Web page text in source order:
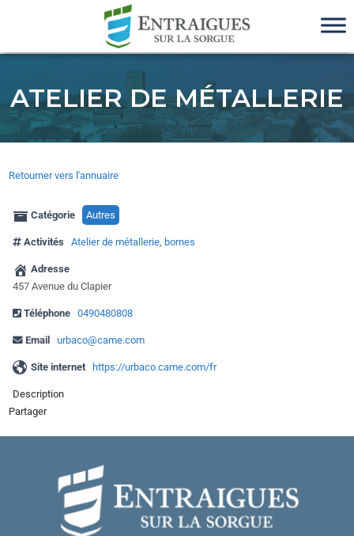
ATELIER DE MÉTALLERIE
Retourner vers l'annuaire
Catégorie Autres
Activités Atelier de métallerie, bornes
Adresse
457 Avenue du Clapier
Téléphone 0490480808
Email urbaco@came.com
Site internet https://urbaco.came.com/fr
Description
Partager